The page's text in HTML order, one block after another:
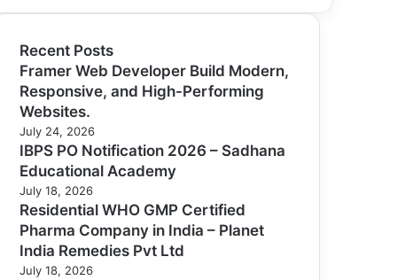
Recent Posts
Framer Web Developer Build Modern,
Responsive, and High-Performing
Websites.
July 24, 2026
IBPS PO Notification 2026 – Sadhana
Educational Academy
July 18, 2026
Residential WHO GMP Certified
Pharma Company in India – Planet
India Remedies Pvt Ltd
July 18, 2026